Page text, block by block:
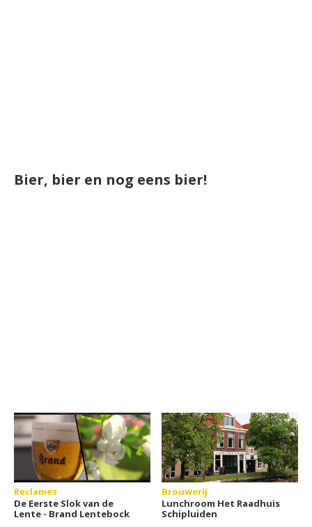
Bier, bier en nog eens bier!
Reclames
De Eerste Slok van de
Lente - Brand Lentebock
Brouwerij
Lunchroom Het Raadhuis
Schipluiden